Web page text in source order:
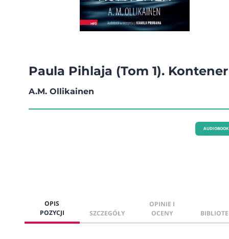
Paula Pihlaja (Tom 1). Kontener
A.M. Ollikainen
AUDIOBOOK
OPIS
POZYCJI
SZCZEGÓŁY
OPINIE I
OCENY